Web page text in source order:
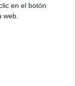
en el botón
web.
los usuarios